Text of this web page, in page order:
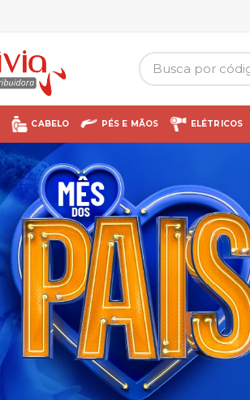
CABELO PÉS E MÃOS ELÉTRICOS